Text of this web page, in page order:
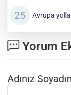
Avrupa
Yorum
Adınız